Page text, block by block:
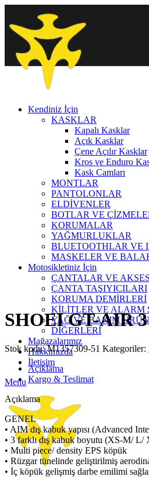
Kendiniz İçin
KASKLAR
Kapalı Kasklar
Açık Kasklar
Çene Açılır Kasklar
Kros ve Enduro
Kask Camları
MONTLAR
PANTOLONLAR
ELDİVENLER
BOTLAR VE
KORUMALAR
YAĞMURLUKLAR
BLUETOOTHLAR VE
MASKELER VE
Motosikletiniz İçin
ÇANTALAR VE
ÇANTA TAŞIYICILARI
KORUMA DEMİRLERİ
KİLİTLER VE ALARM
YAĞ VE BAKIM
DİĞERLERİ
Mağazalarımız
Hakkımızda
İletişim
Menu
Click to enlarge
SHOEI GT-AIR
Stok kodu:M1357309-51 Kategoriler:
Açıklama
Kargo & Teslimat
Açıklama
GENEL
• AIM dış kabuk yapısı (Advanced
• 3 farklı dış kabuk boyutu (XS-M/
• Multi piece/ density EPS köpük
• Rüzgar tünelinde geliştirilmiş
• İç köpük gelişmiş darbe emilimi